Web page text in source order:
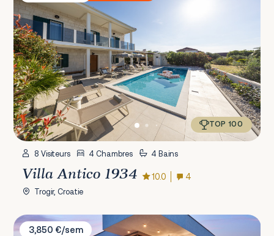
TOP 100
8 Visiteurs 4 Chambres 4 Bains
Villa Antico 1934 10.0 4
Trogir, Croatie
Villa Lucy Plum
3,850 €/sem